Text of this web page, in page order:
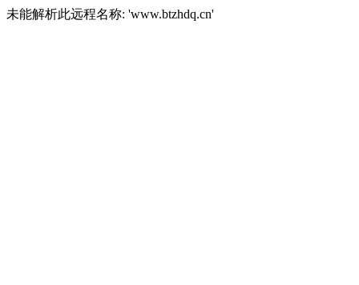
未能解析此远程名称: 'www.btzhdq.cn'